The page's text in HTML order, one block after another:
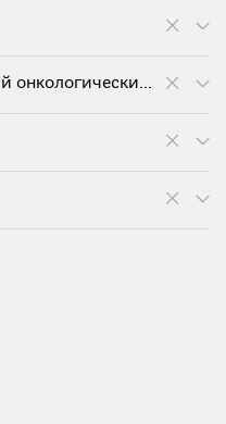
Республиканский клинический онкологический диспансер им. проф. М.З. Сигала